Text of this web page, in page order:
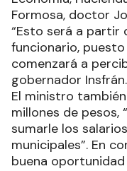
Formosa, doctor
“Esto será a partir
funcionario,
comenzará a
gobernador Insfrán.
El ministro
millones de pesos,
sumarle los
municipales”. En
buena